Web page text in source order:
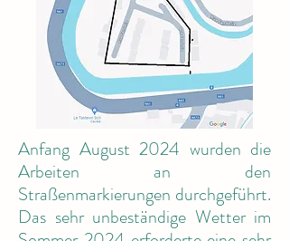
Anfang August 2024 wurden die
Arbeiten an den
Straßenmarkierungen durchgeführt.
Das sehr unbeständige Wetter im